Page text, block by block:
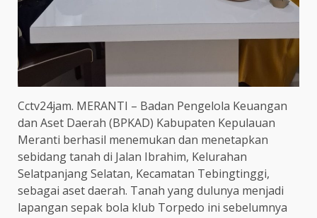
Cctv24jam. MERANTI – Badan Pengelola Keuangan
dan Aset Daerah (BPKAD) Kabupaten Kepulauan
Meranti berhasil menemukan dan menetapkan
sebidang tanah di Jalan Ibrahim, Kelurahan
Selatpanjang Selatan, Kecamatan Tebingtinggi,
sebagai aset daerah. Tanah yang dulunya menjadi
lapangan sepak bola klub Torpedo ini sebelumnya